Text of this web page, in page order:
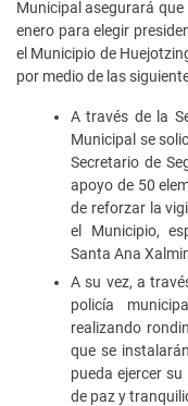
Municipal asegurará
enero para elegir
el Municipio de
por medio de las
A través de la
Municipal se
Secretario de
apoyo de 50
de reforzar la
el Municipio,
Santa Ana
A su vez, a
policía
realizando
que se
pueda ejercer
de paz y